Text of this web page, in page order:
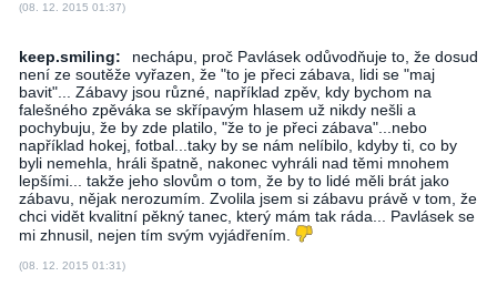
(08. 12. 2015 01:37)
keep.smiling:
nechápu, proč Pavlásek odůvodňuje to, že dosud
není ze soutěže vyřazen, že "to je přeci zábava, lidi se "maj
bavit"... Zábavy jsou různé, například zpěv, kdy bychom na
falešného zpěváka se skřípavým hlasem už nikdy nešli a
pochybuju, že by zde platilo, "že to je přeci zábava"...nebo
například hokej, fotbal...taky by se nám nelíbilo, kdyby ti, co by
byli nemehla, hráli špatně, nakonec vyhráli nad těmi mnohem
lepšími... takže jeho slovům o tom, že by to lidé měli brát jako
zábavu, nějak nerozumím. Zvolila jsem si zábavu právě v tom, že
chci vidět kvalitní pěkný tanec, který mám tak ráda... Pavlásek se
mi zhnusil, nejen tím svým vyjádřením.
(08. 12. 2015 01:31)